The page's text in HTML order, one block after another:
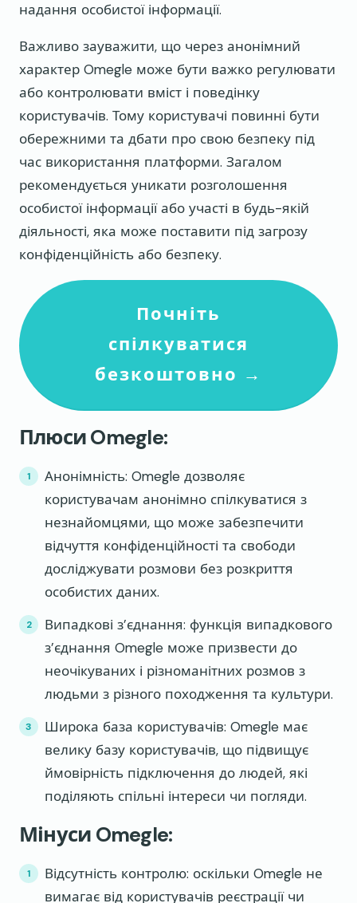
надання особистої інформації.
Важливо зауважити, що через анонімний
характер Omegle може бути важко регулювати
або контролювати вміст і поведінку
користувачів. Тому користувачі повинні бути
обережними та дбати про свою безпеку під
час використання платформи. Загалом
рекомендується уникати розголошення
особистої інформації або участі в будь-якій
діяльності, яка може поставити під загрозу
конфіденційність або безпеку.
Почніть
спілкуватися
безкоштовно →
Плюси Omegle:
Анонімність: Omegle дозволяє
користувачам анонімно спілкуватися з
незнайомцями, що може забезпечити
відчуття конфіденційності та свободи
досліджувати розмови без розкриття
особистих даних.
Випадкові з’єднання: функція випадкового
з’єднання Omegle може призвести до
неочікуваних і різноманітних розмов з
людьми з різного походження та культури.
Широка база користувачів: Omegle має
велику базу користувачів, що підвищує
ймовірність підключення до людей, які
поділяють спільні інтереси чи погляди.
Мінуси Omegle:
Відсутність контролю: оскільки Omegle не
вимагає від користувачів реєстрації чи